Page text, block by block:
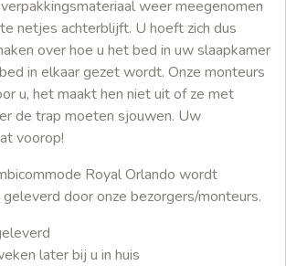
weer meegenomen
netjes achterblijft. U hoeft zich dus
over hoe u het bed in uw slaapkamer
in elkaar gezet wordt. Onze monteurs
u, het maakt hen niet uit of ze met
de trap moeten sjouwen. Uw
voorop!
Royal Orlando wordt
door onze bezorgers/monteurs.
later bij u in huis